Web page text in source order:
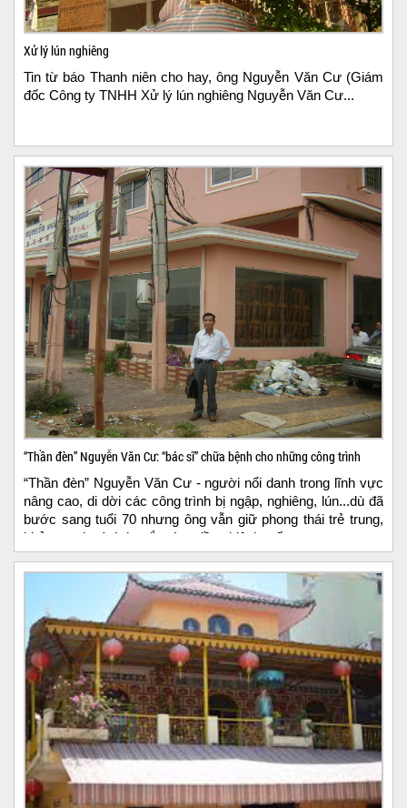
Xử lý lún nghiêng
Tin từ báo Thanh niên cho hay, ông Nguyễn Văn Cư (Giám
đốc Công ty TNHH Xử lý lún nghiêng Nguyễn Văn Cư...
“Thần đèn” Nguyễn Văn Cư: “bác sĩ” chữa bệnh cho những công trình
“Thần đèn” Nguyễn Văn Cư - người nổi danh trong lĩnh vực
nâng cao, di dời các công trình bị ngập, nghiêng, lún...dù đã
bước sang tuổi 70 nhưng ông vẫn giữ phong thái trẻ trung,
khỏe mạnh và ánh mắt sáng đầy nhiệt huyết....